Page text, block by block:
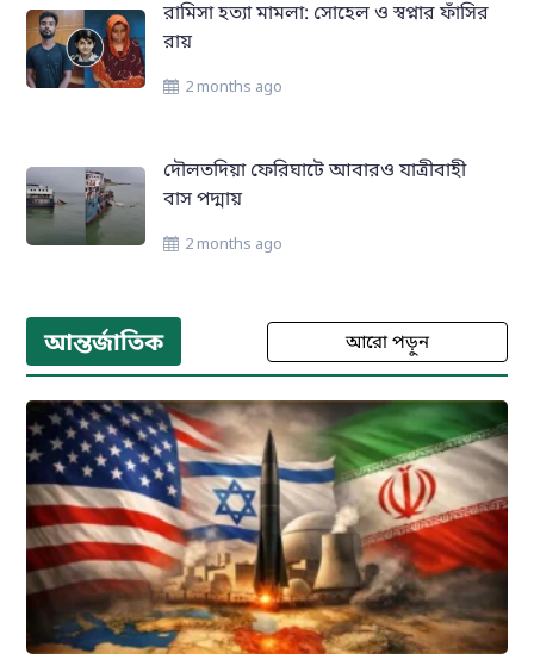
2 months ago
রামিসা হত্যা মামলা: সোহেল ও স্বপ্নার ফাঁসির
রায়
2 months ago
দৌলতদিয়া ফেরিঘাটে আবারও যাত্রীবাহী
বাস পদ্মায়
আন্তর্জাতিক আরো পড়ুন